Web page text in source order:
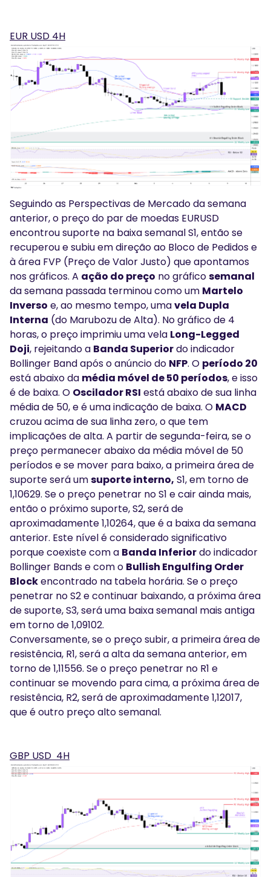
EUR USD 4H
Seguindo as Perspectivas de Mercado da semana
anterior, o preço do par de moedas EURUSD
encontrou suporte na baixa semanal S1, então se
recuperou e subiu em direção ao Bloco de Pedidos e
à área FVP (Preço de Valor Justo) que apontamos
nos gráficos. A ação do preço no gráficosemanal
da semana passada terminou como um Martelo
Inverso e, ao mesmo tempo, umavela Dupla
Interna (do Marubozu de Alta). No gráfico de 4
horas, o preço imprimiu uma vela Long-Legged
Doji, rejeitando a Banda Superiordo indicador
Bollinger Band após o anúncio do NFP. O período 20
está abaixo da média móvel de 50 períodos, e isso
é de baixa. O Oscilador RSI está abaixo de sua linha
média de 50, e é uma indicação de baixa. O MACD
cruzou acima de sua linha zero, o que tem
implicações de alta. A partir de segunda-feira, se o
preço permanecer abaixo da média móvel de 50
períodos e se mover para baixo, a primeira área de
suporte será umsuporte interno, S1, em torno de
1,10629. Se o preço penetrar no S1 e cair ainda mais,
então o próximo suporte, S2, será de
aproximadamente 1,10264, que é a baixa da semana
anterior. Este nível é considerado significativo
porque coexiste com a Banda Inferiordo indicador
Bollinger Bands e com o Bullish Engulfing Order
Blockencontrado na tabela horária. Se o preço
penetrar no S2 e continuar baixando, a próxima área
de suporte, S3, será uma baixa semanal mais antiga
em torno de 1,09102.
Conversamente, se o preço subir, a primeira área de
resistência, R1, será a alta da semana anterior, em
torno de 1,11556. Se o preço penetrar no R1 e
continuar se movendo para cima, a próxima área de
resistência, R2, será de aproximadamente 1,12017,
que é outro preço alto semanal.
GBP USD 4H